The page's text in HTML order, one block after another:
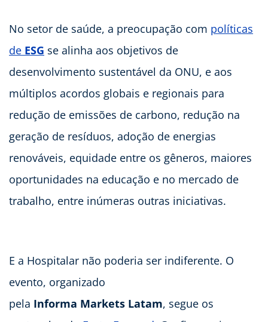
No setor de saúde, a preocupação com políticas
de ESG se alinha aos objetivos de
desenvolvimento sustentável da ONU, e aos
múltiplos acordos globais e regionais para
redução de emissões de carbono, redução na
geração de resíduos, adoção de energias
renováveis, equidade entre os gêneros, maiores
oportunidades na educação e no mercado de
trabalho, entre inúmeras outras iniciativas.
E a Hospitalar não poderia ser indiferente. O
evento, organizado
pela Informa Markets Latam, segue os